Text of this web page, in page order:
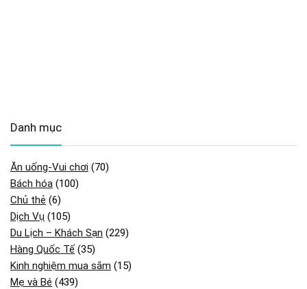
Danh mục
Ăn uống-Vui chơi (70)
Bách hóa (100)
Chủ thẻ (6)
Dịch Vụ (105)
Du Lịch – Khách Sạn (229)
Hàng Quốc Tế (35)
Kinh nghiệm mua sắm (15)
Mẹ và Bé (439)